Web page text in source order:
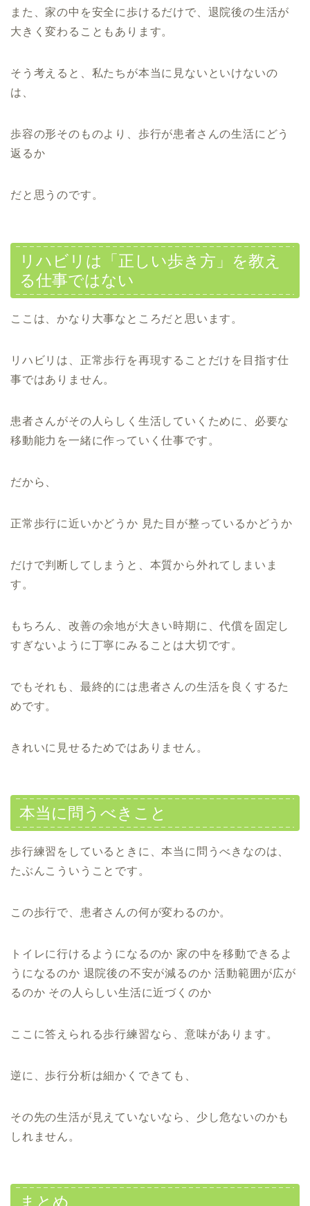
また、家の中を安全に歩けるだけで、退院後の生活が
大きく変わることもあります。
そう考えると、私たちが本当に見ないといけないの
は、
歩容の形そのものより、歩行が患者さんの生活にどう
返るか
だと思うのです。
リハビリは「正しい歩き方」を教え
る仕事ではない
ここは、かなり大事なところだと思います。
リハビリは、正常歩行を再現することだけを目指す仕
事ではありません。
患者さんがその人らしく生活していくために、必要な
移動能力を一緒に作っていく仕事です。
だから、
正常歩行に近いかどうか 見た目が整っているかどうか
だけで判断してしまうと、本質から外れてしまいま
す。
もちろん、改善の余地が大きい時期に、代償を固定し
すぎないように丁寧にみることは大切です。
でもそれも、最終的には患者さんの生活を良くするた
めです。
きれいに見せるためではありません。
本当に問うべきこと
歩行練習をしているときに、本当に問うべきなのは、
たぶんこういうことです。
この歩行で、患者さんの何が変わるのか。
トイレに行けるようになるのか 家の中を移動できるよ
うになるのか 退院後の不安が減るのか 活動範囲が広が
るのか その人らしい生活に近づくのか
ここに答えられる歩行練習なら、意味があります。
逆に、歩行分析は細かくできても、
その先の生活が見えていないなら、少し危ないのかも
しれません。
まとめ